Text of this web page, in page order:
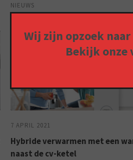
NIEUWS
7 APRIL 2021
Hybride verwarmen met een
naast de cv-ketel
Wij zijn opzoek naar
Bekijk onze